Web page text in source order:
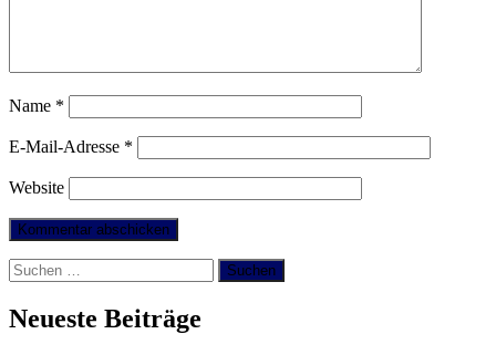
Name *
E-Mail-Adresse *
Website
Suchen
nach:
Neueste Beiträge